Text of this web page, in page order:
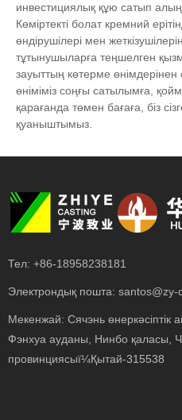
инвестициялық құю сатып
Көміртекті болат кремний
өндірушілері мен
тұтынушыларға теңшелген
зауыттың көтерме өнімдерінен
өніміміз соңғы сатылымға,
қарағанда төмен бағаға, біз
қуаныштымыз.
Тел: +86-18958238181
Электрондық пошта: santos@zy-
Мекенжай: Сячэнь өнеркәсіптік
Фэнхуа ауданы, Нинбо қаласы,
провинциясыï¼Қытай-315538